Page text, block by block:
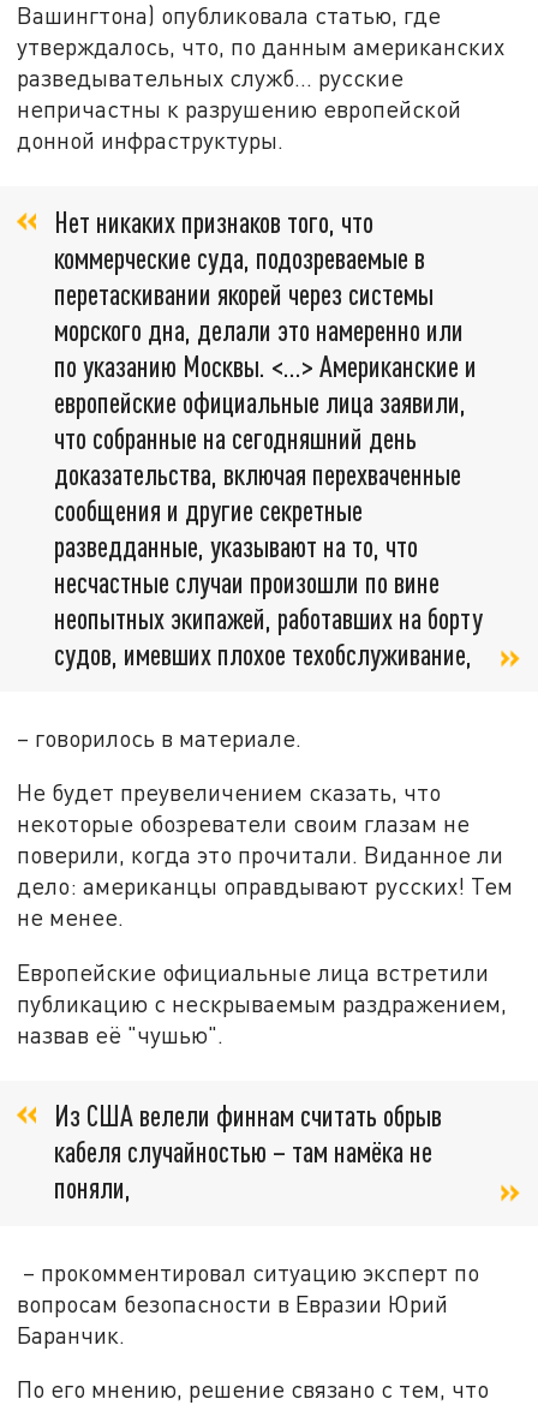
Вашингтона) опубликовала статью, где
утверждалось, что, по данным американских
разведывательных служб... русские
непричастны к разрушению европейской
донной инфраструктуры.
Нет никаких признаков того, что
коммерческие суда, подозреваемые в
перетаскивании якорей через системы
морского дна, делали это намеренно или
по указанию Москвы. <…> Американские и
европейские официальные лица заявили,
что собранные на сегодняшний день
доказательства, включая перехваченные
сообщения и другие секретные
разведданные, указывают на то, что
несчастные случаи произошли по вине
неопытных экипажей, работавших на борту
судов, имевших плохое техобслуживание,
– говорилось в материале.
Не будет преувеличением сказать, что
некоторые обозреватели своим глазам не
поверили, когда это прочитали. Виданное ли
дело: американцы оправдывают русских! Тем
не менее.
Европейские официальные лица встретили
публикацию с нескрываемым раздражением,
назвав её "чушью".
Из США велели финнам считать обрыв
кабеля случайностью – там намёка не
поняли,
– прокомментировал ситуацию эксперт по
вопросам безопасности в Евразии Юрий
Баранчик.
По его мнению, решение связано с тем, что